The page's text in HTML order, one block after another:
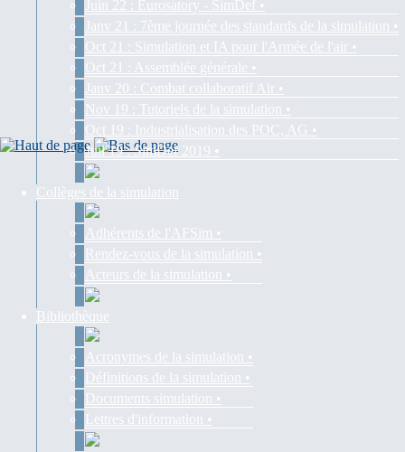
Juin 22 : Eurosatory - SimDef •
Janv 21 : 7ème journée des standards de la simulation •
Oct 21 : Simulation et IA pour l'Armée de l'air •
Oct 21 : Assemblée générale •
Janv 20 : Combat collaboratif Air •
Nov 19 : Tutoriels de la simulation •
Oct 19 : Industrialisation des POC, AG •
Juil 19 : SimDef 2019 •
Collèges de la simulation
Adhérents de l'AFSim •
Rendez-vous de la simulation •
Acteurs de la simulation •
Bibliothèque
Acronymes de la simulation •
Définitions de la simulation •
Documents simulation •
Lettres d'information •